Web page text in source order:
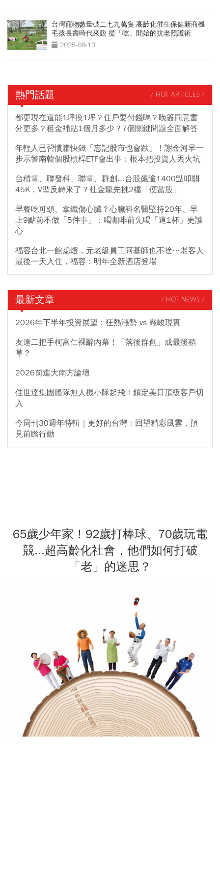
台灣寵物數量破二七九萬隻 高齡化催生保健新商機
毛孩長壽時代來臨 從「吃」開始的抗老照護術
2025-08-13
熱門話題 / HOT ARTICLES /
都更現在還能1坪換1坪？住戶要付錢嗎？晚簽同意書
分更多？租金補貼1個月多少？7個關鍵問題全面解答
年輕人已習慣賺快錢「忘記股市也會跌」！謝金河早一
步示警南韓個股槓桿ETF會出事：根本把投資人丟火坑
台積電、聯發科、聯電、群創...台股飆逾1400點叩關
45K，V型反轉來了？杜金龍先挑2檔「便當股」
早餐吃可頌、拿鐵傷心臟？心臟科名醫堅持20年、早
上9點前不做「5件事」：喝咖啡前先喝「這1杯」更護
心
福容台北一館熄燈，元老級員工阿基師也不捨…老客人
最後一天入住，福容：明年全新酒店登場
最新文章 / HOT NEWS /
2026年下半年投資展望：狂熱漲勢 vs 嚴峻現實
友達二把手柯富仁裸辭內幕！「落後群創」成最後稻
草？
2026前進大南方論壇
佳世達集團艦隊無人機小隊起飛！鎖定美日頂級客戶切
入
今周刊30週年特輯｜更好的台灣：回望精彩風雲，預
見前瞻行動
65歲少年家！92歲打棒球、70歲玩電
競...超高齡化社會，他們如何打破
「老」的迷思？